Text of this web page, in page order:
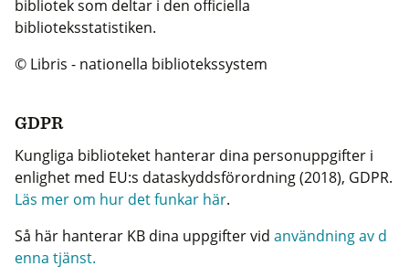
bibliotek som deltar i den officiella
biblioteksstatistiken.
© Libris - nationella bibliotekssystem
GDPR
Kungliga biblioteket hanterar dina personuppgifter i
enlighet med EU:s dataskyddsförordning (2018), GDPR.
Läs mer om hur det funkar här.
Så här hanterar KB dina uppgifter vid användning av d
enna tjänst.